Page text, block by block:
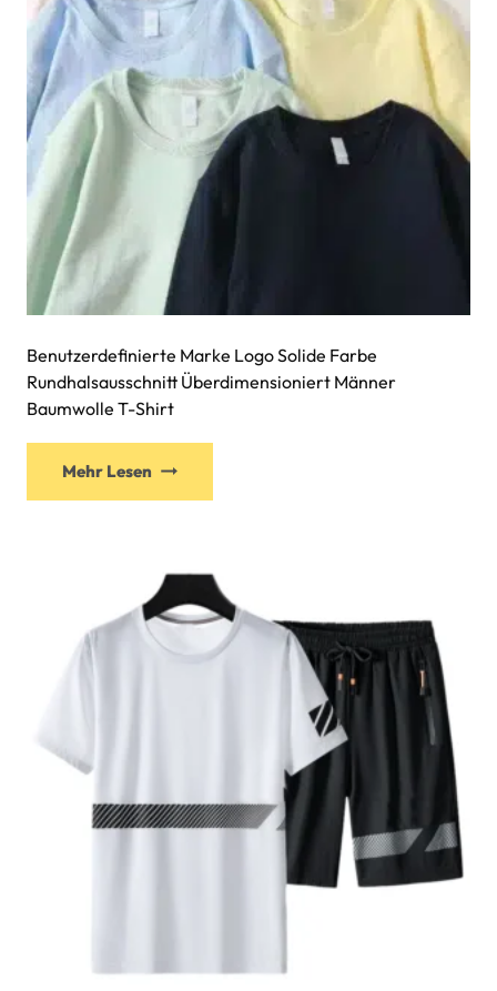
Benutzerdefinierte Marke Logo Solide Farbe
Rundhalsausschnitt Überdimensioniert Männer
Baumwolle T-Shirt
Mehr Lesen